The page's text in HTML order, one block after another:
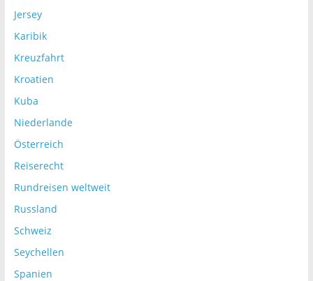
Jersey
Karibik
Kreuzfahrt
Kroatien
Kuba
Niederlande
Österreich
Reiserecht
Rundreisen weltweit
Russland
Schweiz
Seychellen
Spanien